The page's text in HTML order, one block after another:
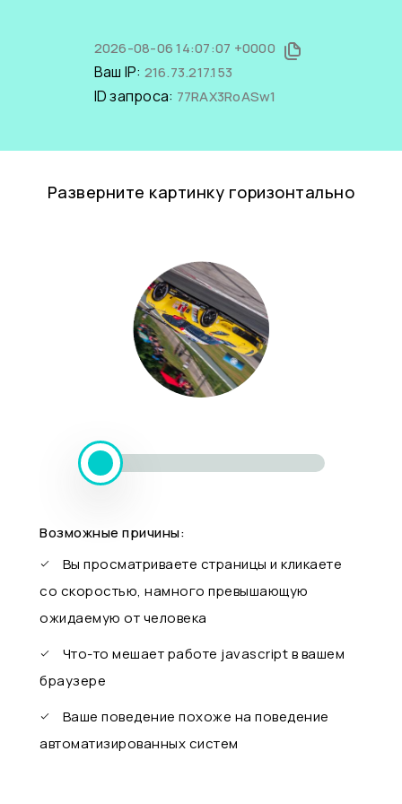
2026-08-06 14:07:07 +0000
Ваш IP: 216.73.217.153
ID запроса: 77RAX3RoASw1
Разверните картинку горизонтально
Возможные причины:
Вы просматриваете страницы и кликаете
со скоростью, намного превышающую
ожидаемую от человека
Что-то мешает работе javascript в вашем
браузере
Ваше поведение похоже на поведение
автоматизированных систем